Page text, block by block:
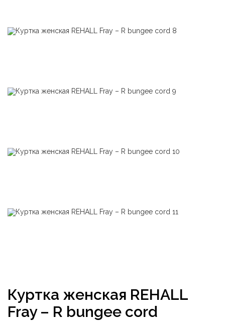
Куртка женская REHALL
Fray – R bungee cord